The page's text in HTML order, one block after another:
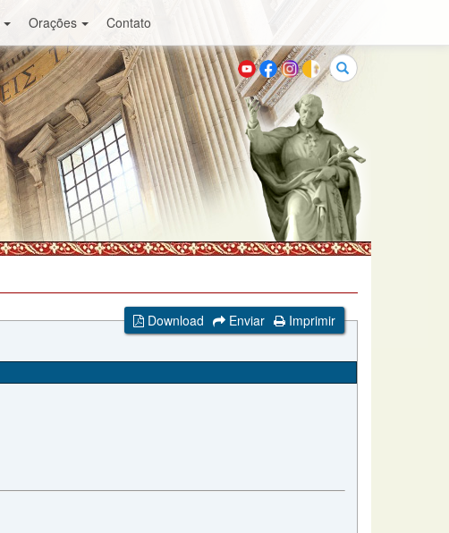
Orações Contato
Buscar
Download Enviar
Imprimir